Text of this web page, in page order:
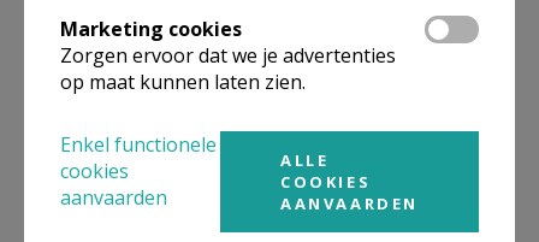
” Ik zal altijd priester blijven!”
Marketing cookies
Zorgen ervoor dat we je advertenties
op maat kunnen laten zien.
Enkel functionele
cookies
aanvaarden
ALLE
COOKIES
AANVAARDEN